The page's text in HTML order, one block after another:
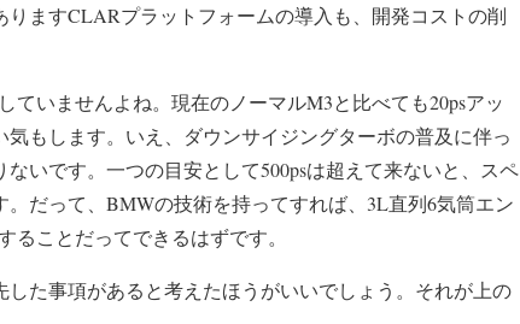
ますCLARプラットフォームの導入も、開発コストの削
いませんよね。現在のノーマルM3と比べても20psアッ
もします。いえ、ダウンサイジングターボの普及に伴っ
いです。一つの目安として500psは超えて来ないと、スペ
だって、BMWの技術を持ってすれば、3L直列6気筒エン
ることだってできるはずです。
た事項があると考えたほうがいいでしょう。それが上の